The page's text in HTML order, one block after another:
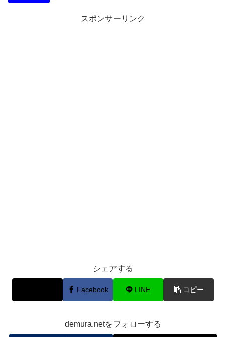
スポンサーリンク
シェアする
Facebook LINE コピー
demura.netをフォローする